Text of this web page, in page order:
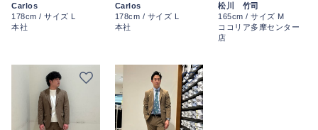
Carlos
178cm / サイズ L
本社
Carlos
178cm / サイズ L
本社
松川 竹司
165cm / サイズ M
ココリア多摩センター
店